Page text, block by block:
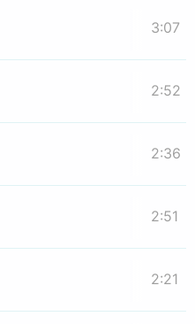
3:07
2:52
2:36
2:51
2:21